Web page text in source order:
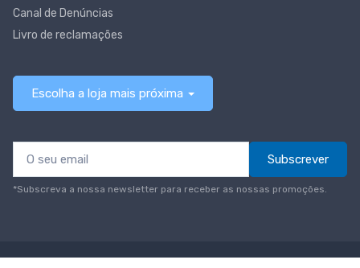
Canal de Denúncias
Livro de reclamações
Escolha a loja mais próxima
Subscrever
*Subscreva a nossa newsletter para receber as nossas promoções.